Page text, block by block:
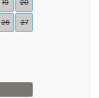
19 20
26 27